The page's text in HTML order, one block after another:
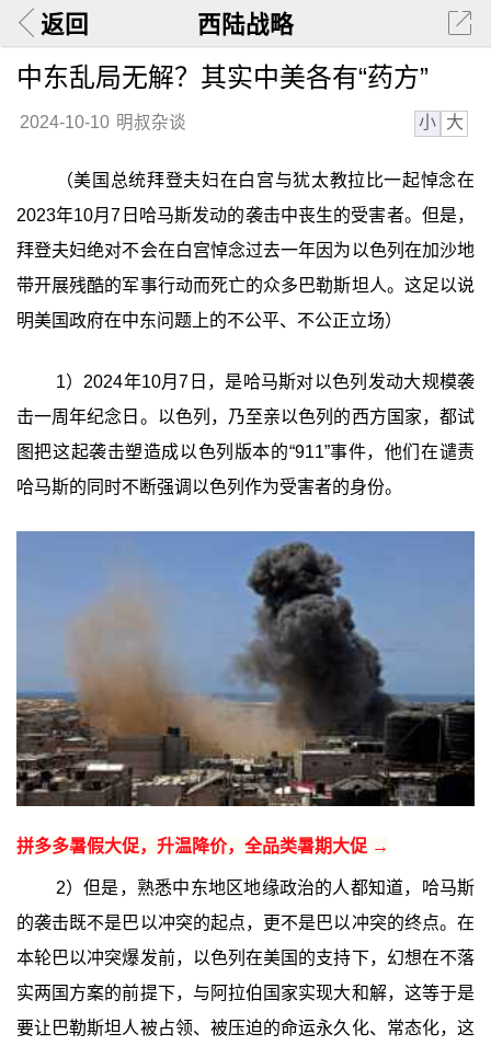
返回 西陆战略
中东乱局无解？其实中美各有“药方”
2024-10-10 明叔杂谈 小 大
（美国总统拜登夫妇在白宫与犹太教拉比一起悼念在
2023年10月7日哈马斯发动的袭击中丧生的受害者。但是，
拜登夫妇绝对不会在白宫悼念过去一年因为以色列在加沙地
带开展残酷的军事行动而死亡的众多巴勒斯坦人。这足以说
明美国政府在中东问题上的不公平、不公正立场）
1）2024年10月7日，是哈马斯对以色列发动大规模袭
击一周年纪念日。以色列，乃至亲以色列的西方国家，都试
图把这起袭击塑造成以色列版本的“911”事件，他们在谴责
哈马斯的同时不断强调以色列作为受害者的身份。
拼多多暑假大促，升温降价，全品类暑期大促 →
2）但是，熟悉中东地区地缘政治的人都知道，哈马斯
的袭击既不是巴以冲突的起点，更不是巴以冲突的终点。在
本轮巴以冲突爆发前，以色列在美国的支持下，幻想在不落
实两国方案的前提下，与阿拉伯国家实现大和解，这等于是
要让巴勒斯坦人被占领、被压迫的命运永久化、常态化，这